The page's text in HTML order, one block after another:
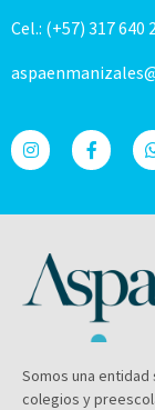
Cel.: (+57) 317 640
Somos una
colegios y